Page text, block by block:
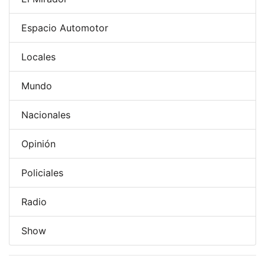
Espacio Automotor
Locales
Mundo
Nacionales
Opinión
Policiales
Radio
Show